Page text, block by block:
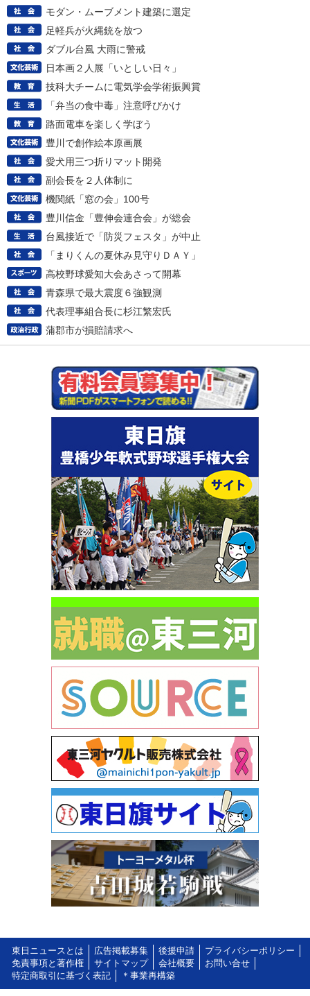
モダン・ムーブメント建築に選定
足軽兵が火縄銃を放つ
ダブル台風 大雨に警戒
日本画２人展「いとしい日々」
技科大チームに電気学会学術振興賞
「弁当の食中毒」注意呼びかけ
路面電車を楽しく学ぼう
豊川で創作絵本原画展
愛犬用三つ折りマット開発
副会長を２人体制に
機関紙「窓の会」100号
豊川信金「豊伸会連合会」が総会
台風接近で「防災フェスタ」が中止
「まりくんの夏休み見守りＤＡＹ」
高校野球愛知大会あさって開幕
青森県で最大震度６強観測
代表理事組合長に杉江繁宏氏
蒲郡市が損賠請求へ
東日ニュースとは 広告掲載募集 後援申請
プライバシーポリシー
免責事項と著作権
サイトマップ 会社概要
お問い合せ
特定商取引に基づく表記
＊事業再構築